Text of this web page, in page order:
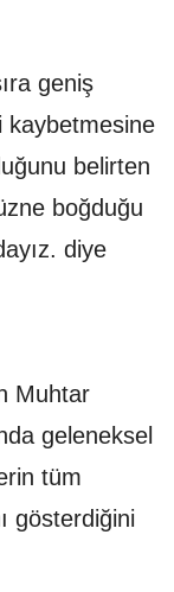
geniş
kaybetmesine
belirten
boğduğu
diye
Muhtar
geleneksel
tüm
gösterdiğini